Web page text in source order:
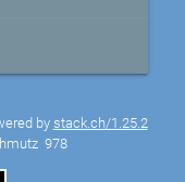
by stack.ch/1.25.2
978